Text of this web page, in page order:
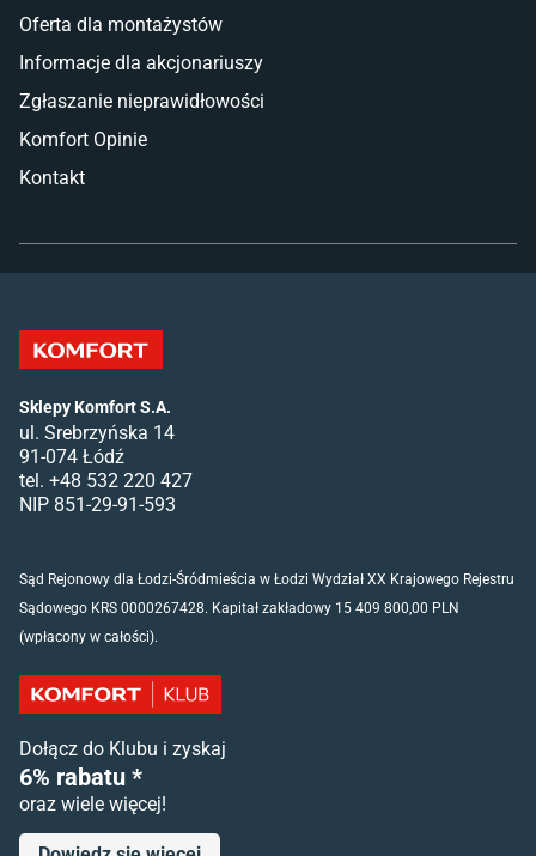
Oferta dla montażystów
Informacje dla akcjonariuszy
Zgłaszanie nieprawidłowości
Komfort Opinie
Kontakt
Sklepy Komfort S.A.
ul. Srebrzyńska 14
91-074 Łódź
tel. +48 532 220 427
NIP 851-29-91-593
Sąd Rejonowy dla Łodzi-Śródmieścia w Łodzi Wydział XX Krajowego Rejestru
Sądowego KRS 0000267428. Kapitał zakładowy 15 409 800,00 PLN
(wpłacony w całości).
Dołącz do Klubu i zyskaj
6% rabatu *
oraz wiele więcej!